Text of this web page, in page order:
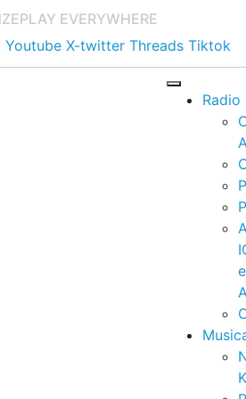
PLAY EVERYWHERE
Youtube X-twitter Threads Tiktok
Radio
e